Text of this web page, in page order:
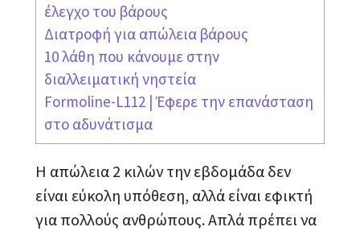
έλεγχο του βάρους
Διατροφή για απώλεια βάρους
10 λάθη που κάνουμε στην
διαλλειματική νηστεία
Formoline-L112 | Έφερε την επανάσταση
στο αδυνάτισμα
Η απώλεια 2 κιλών την εβδομάδα δεν
είναι εύκολη υπόθεση, αλλά είναι εφικτή
για πολλούς ανθρώπους. Απλά πρέπει να